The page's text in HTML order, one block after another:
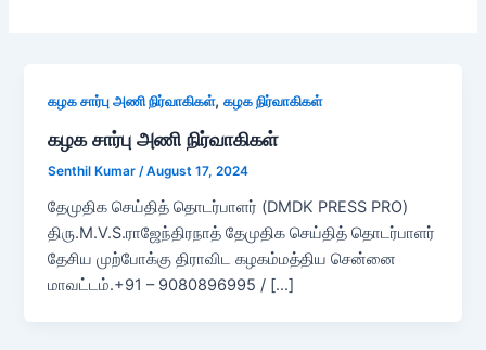
கழக சார்பு அணி நிர்வாகிகள்,கழக நிர்வாகிகள்
கழக சார்பு அணி நிர்வாகிகள்
Senthil Kumar/August 17, 2024
தேமுதிக செய்தித் தொடர்பாளர் (DMDK PRESS PRO)
திரு.M.V.S.ராஜேந்திரநாத் தேமுதிக செய்தித் தொடர்பாளர்
தேசிய முற்போக்கு திராவிட கழகம்மத்திய சென்னை
மாவட்டம்.+91 – 9080896995 / […]